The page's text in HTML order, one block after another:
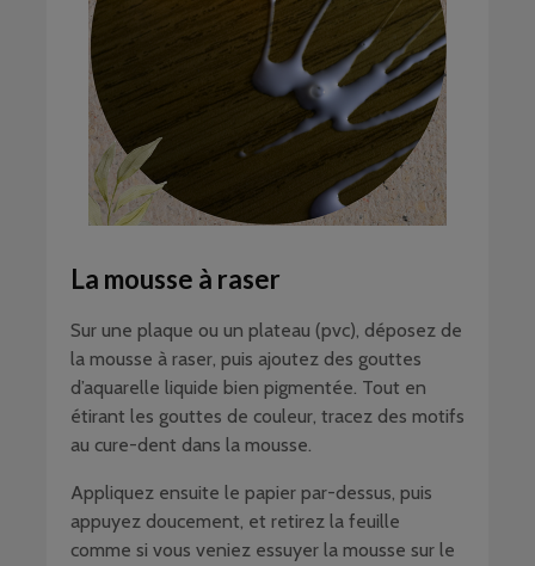
La mousse à raser
Sur une plaque ou un plateau (pvc), déposez de
la mousse à raser, puis ajoutez des gouttes
d’aquarelle liquide bien pigmentée. Tout en
étirant les gouttes de couleur, tracez des motifs
au cure-dent dans la mousse.
Appliquez ensuite le papier par-dessus, puis
appuyez doucement, et retirez la feuille
comme si vous veniez essuyer la mousse sur le